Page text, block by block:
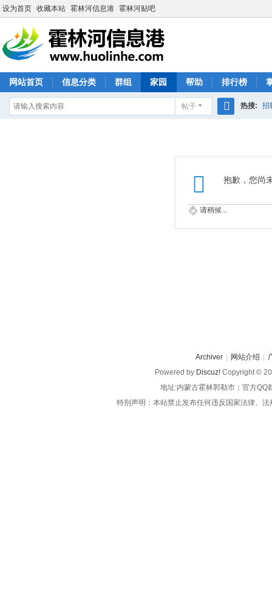
设为首页 收藏本站 霍林河信息港 霍林河贴吧
网站首页 信息分类 群组 家园 帮助 排行榜
帖子 热搜: 招
抱歉，您尚
请稍候...
Archiver 网站介绍
Powered by Discuz! Copyright ©
地址:内蒙古霍林郭勒市；官方QQ
特别声明：本站禁止发布任何违反国家法律、